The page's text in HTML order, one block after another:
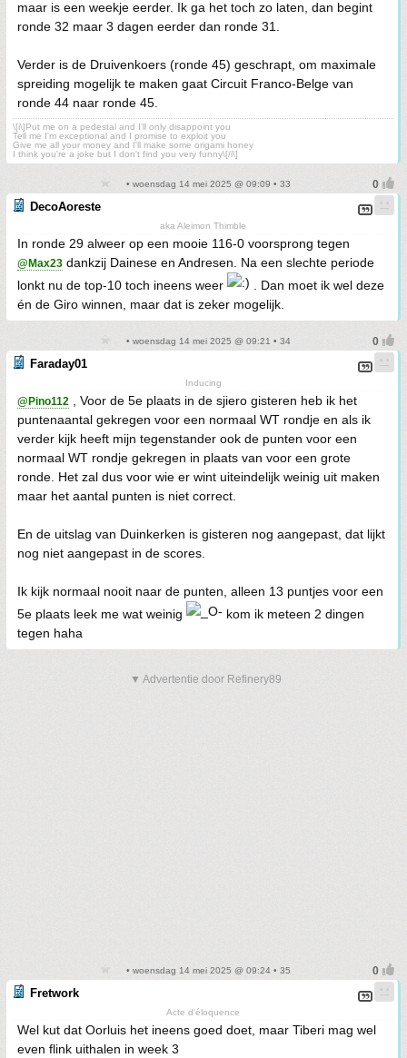
maar is een weekje eerder. Ik ga het toch zo laten, dan begint
ronde 32 maar 3 dagen eerder dan ronde 31.
Verder is de Druivenkoers (ronde 45) geschrapt, om maximale
spreiding mogelijk te maken gaat Circuit Franco-Belge van
ronde 44 naar ronde 45.
\[i\]Put me on a pedestal and I'll only disappoint you
Tell me I'm exceptional and I promise to exploit you
Give me all your money and I'll make some origami honey
I think you're a joke but I don't find you very funny\[/i\]
• woensdag 14 mei 2025 @ 09:09 • 33
DecoAoreste
aka Aleimon Thimble
In ronde 29 alweer op een mooie 116-0 voorsprong tegen
@Max23 dankzij Dainese en Andresen. Na een slechte periode
lonkt nu de top-10 toch ineens weer
. Dan moet ik wel deze
én de Giro winnen, maar dat is zeker mogelijk.
• woensdag 14 mei 2025 @ 09:21 • 34
Faraday01
Inducing
@Pino112 , Voor de 5e plaats in de sjiero gisteren heb ik het
puntenaantal gekregen voor een normaal WT rondje en als ik
verder kijk heeft mijn tegenstander ook de punten voor een
normaal WT rondje gekregen in plaats van voor een grote
ronde. Het zal dus voor wie er wint uiteindelijk weinig uit maken
maar het aantal punten is niet correct.
En de uitslag van Duinkerken is gisteren nog aangepast, dat lijkt
nog niet aangepast in de scores.
Ik kijk normaal nooit naar de punten, alleen 13 puntjes voor een
5e plaats leek me wat weinig
kom ik meteen 2 dingen
tegen haha
▼ Advertentie door Refinery89
• woensdag 14 mei 2025 @ 09:24 • 35
Fretwork
Acte d'éloquence
Wel kut dat Oorluis het ineens goed doet, maar Tiberi mag wel
even flink uithalen in week 3